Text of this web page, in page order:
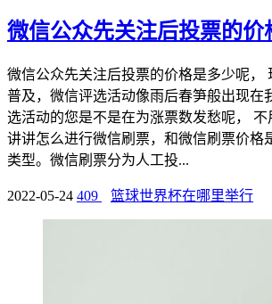
微信公众先关注后投票的价
微信公众先关注后投票的价格是多少呢，
普及，微信评选活动像雨后春笋般出现在
选活动的您是不是在为涨票数发愁呢，
讲讲怎么进行微信刷票，和微信刷票价格
类型。微信刷票分为人工投...
2022-05-24 409 篮球世界杯在哪里举行